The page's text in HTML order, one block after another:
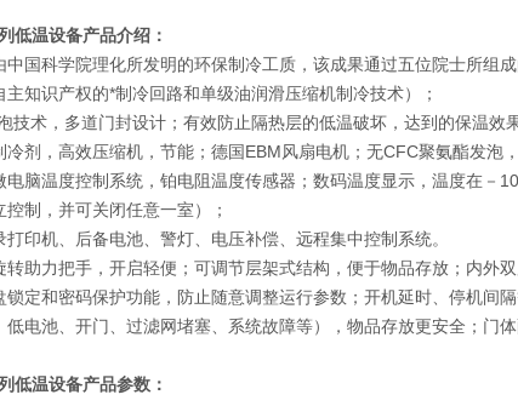
低温设备产品介绍：
中国科学院理化所发明的环保制冷工质，该成果通过五位院士所组成
知识产权的*制冷回路和单级油润滑压缩机制冷技术）；
技术，多道门封设计；有效防止隔热层的低温破坏，达到的保温效
冷剂，高效压缩机，节能；德国EBM风扇电机；无CFC聚氨酯发泡
电脑温度控制系统，铂电阻温度传感器；数码温度显示，温度在
制，并可关闭任意一室）；
印机、后备电池、警灯、电压补偿、远程集中控制系统。
转助力把手，开启轻便；可调节层架式结构，便于物品存放；内外
锁定和密码保护功能，防止随意调整运行参数；开机延时、停机间
低电池、开门、过滤网堵塞、系统故障等），物品存放更安全；门体
低温设备产品参数：